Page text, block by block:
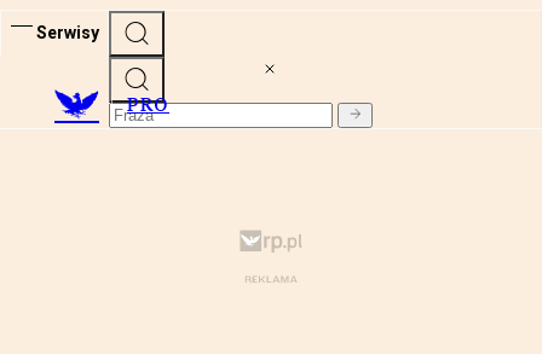
Serwisy
PRO